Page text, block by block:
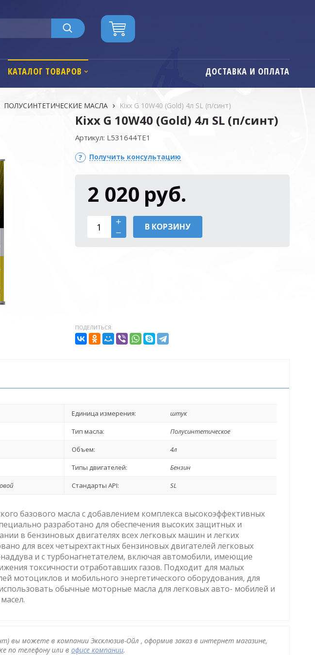
КАТАЛОГ ТОВАРОВ ДОСТАВКА И ОПЛАТА
ПОЛУСИНТЕТИЧЕСКИЕ МАСЛА Kixx G 10W40 (Gold) 4л SL (п/синт)
Kixx G 10W40 (Gold) 4л SL (п/синт)
Артикул: L531644TE1
Получить консультацию
2 020 руб.
В КОРЗИНУ
ПОДЕЛИТЬСЯ:
Единица измерения: штук
Тип масла: Полусинтетическое
Объем: 4л
Типы двигателей: Бензин
Стандарты API: SL
базового масла с добавлением комплекса высокоэффективных
разработано для обеспечения высоких защитных и
в бензиновых двигателях всех легковых машин и легких
для всех четырехтактных бензиновых двигателей легковых
и с турбонагнетателем, включая автомобили, имеющие
токсичности отработавших газов. Подходит для малых
мотоциклов и мобильного энергетического оборудования, для
обычные моторные масла для легковых авто- мобилей и
вы можете в компании Эксклюзив-Ойл , оформив заказ в интернет магазине,
по телефону или в офисе компании.